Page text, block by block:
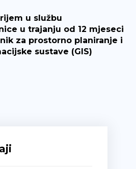
u službu
u trajanju od 12 mjeseci
za prostorno planiranje i
sustave (GIS)